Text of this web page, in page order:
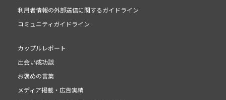
利用者情報の外部送信に関するガイドライン
コミュニティガイドライン
カップルレポート
出会い成功談
お褒めの言葉
メディア掲載・広告実績